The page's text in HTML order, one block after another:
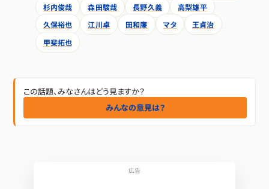
杉内俊哉
森田駿哉 長野久義
高梨雄平
久保裕也
江川卓 田和廉 マタ
王貞治
甲斐拓也
この話題、みなさんはどう見ますか？
みんなの意見は？
広告